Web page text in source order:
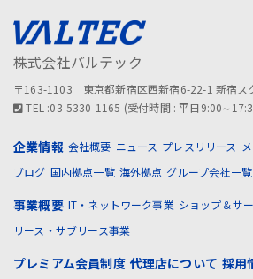
株式会社バルテック
〒163-1103 東京都新宿区西新宿6-22-1 新宿ス
TEL :03-5330-1165 (受付時間 : 平日
企業情報 会社概要 ニュース プレスリリース
ブログ 国内拠点一覧 海外拠点 グループ会社一覧
事業概要 IT・ネットワーク事業 ショップ＆サ
リース・サブリース事業
プレミアム会員制度 代理店について 採用